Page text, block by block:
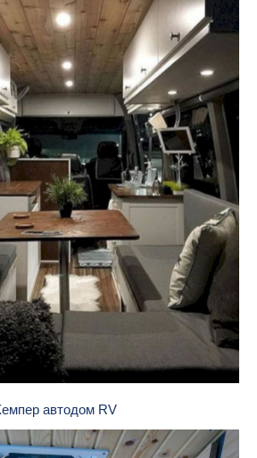
автодом RV